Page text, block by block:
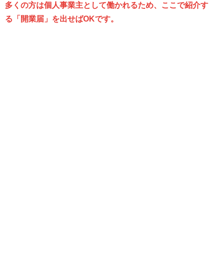
多くの方は個人事業主として働かれるため、ここで紹介す
る「開業届」を出せばOKです。